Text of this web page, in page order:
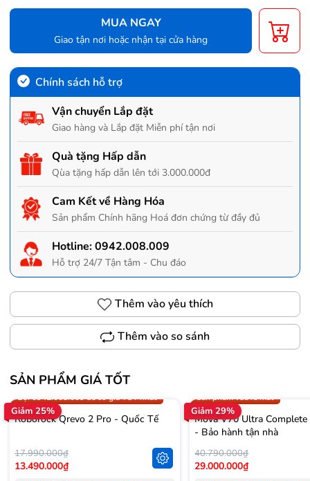
MUA NGAY
Giao tận nơi hoặc nhận tại cửa hàng
Chính sách hỗ trợ
Vận chuyển Lắp đặt
Giao hàng và Lắp đặt Miễn phí tận nơi
Quà tặng Hấp dẫn
Qùa tặng hấp dẫn lên tới 3.000.000đ
Cam Kết về Hàng Hóa
Sản phẩm Chính hãng Hoá đơn chứng từ đầy đủ
Hotline:0942.008.009
Hỗ trợ 24/7 Tận tâm - Chu đáo
Thêm vào yêu thích
Thêm vào so sánh
SẢN PHẨM GIÁ TỐT
Giảm 25%
Trợ giá 300.000đ
Gọi 0942.008.009 để có giá TỐT nhất
Roborock Qrevo 2 Pro - Quốc Tế
17.990.000₫
13.490.000₫
Giảm 29%
Sản phẩm vừa ra mắt
Mova V70 Ultra
- Bảo hành tận nhà
40.790.000₫
29.000.000₫